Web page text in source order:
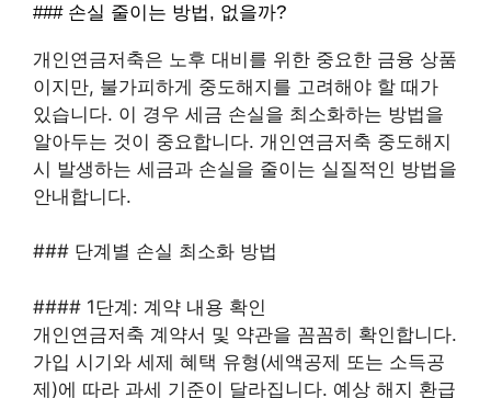
### 손실 줄이는 방법, 없을까?
개인연금저축은 노후 대비를 위한 중요한 금융 상품
이지만, 불가피하게 중도해지를 고려해야 할 때가
있습니다. 이 경우 세금 손실을 최소화하는 방법을
알아두는 것이 중요합니다. 개인연금저축 중도해지
시 발생하는 세금과 손실을 줄이는 실질적인 방법을
안내합니다.
### 단계별 손실 최소화 방법
#### 1단계: 계약 내용 확인
개인연금저축 계약서 및 약관을 꼼꼼히 확인합니다.
가입 시기와 세제 혜택 유형(세액공제 또는 소득공
제)에 따라 과세 기준이 달라집니다. 예상 해지 환급